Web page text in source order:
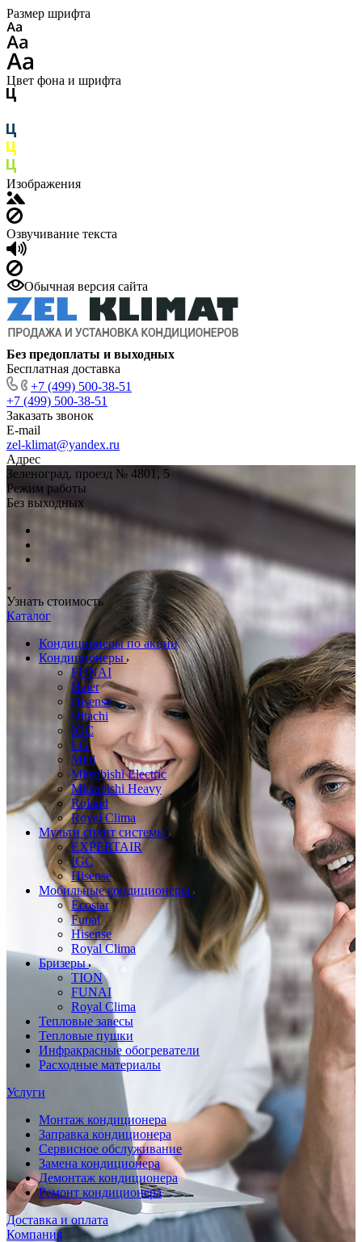
Размер шрифта
Цвет фона и шрифта
Изображения
Озвучивание текста
Обычная версия сайта
Без предоплаты и выходных
Бесплатная доставка
+7 (499) 500-38-51
+7 (499) 500-38-51
Заказать звонок
E-mail
zel-klimat@yandex.ru
Адрес
Зеленоград, проезд № 4801, 5
Режим работы
Без выходных
Узнать стоимость
Каталог
Кондиционеры по акции
Кондиционеры
FUNAI
Haier
Hisense
Hitachi
IGC
LG
Mild
Mitsubishi Electric
Mitsubishi Heavy
Roland
Royal Clima
Мульти сплит системы
EXPERTAIR
IGC
Hisense
Мобильные кондиционеры
Ecostar
Funai
Hisense
Royal Clima
Бризеры
TION
FUNAI
Royal Clima
Тепловые завесы
Тепловые пушки
Инфракрасные обогреватели
Расходные материалы
Услуги
Монтаж кондиционера
Заправка кондиционера
Сервисное обслуживание
Замена кондиционера
Демонтаж кондиционера
Ремонт кондиционера
Доставка и оплата
Компания